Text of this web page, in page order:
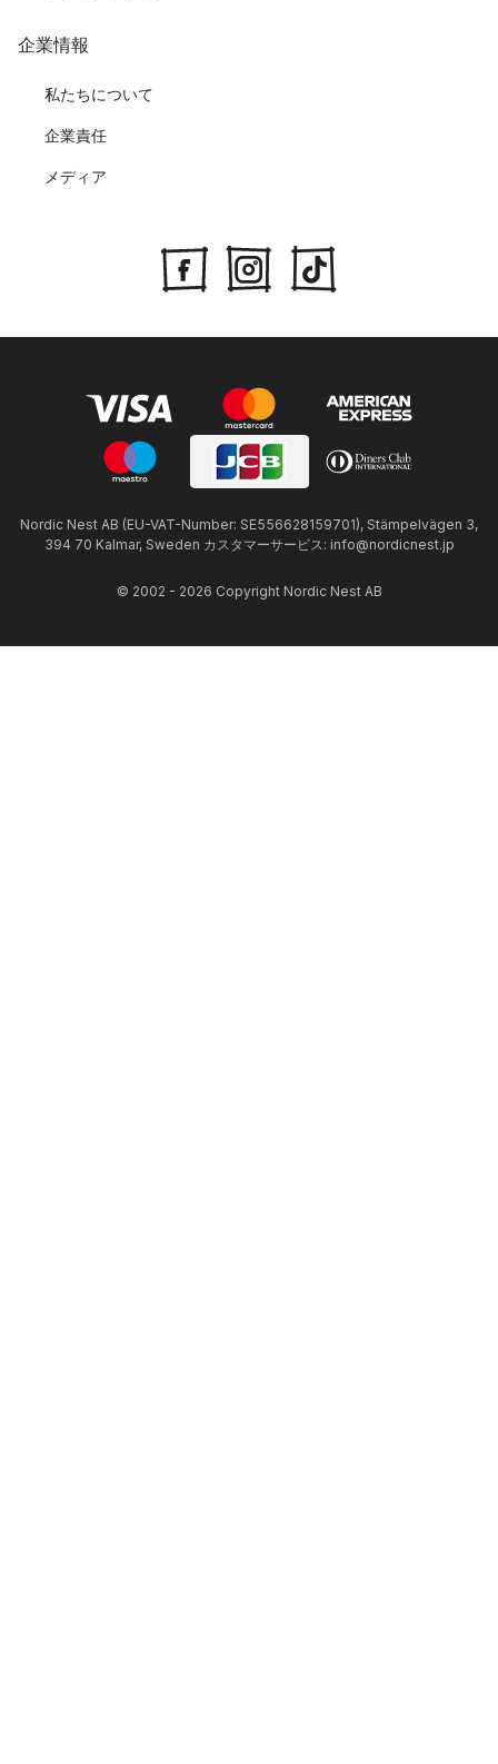
企業情報
私たちについて
企業責任
メディア
Nordic Nest AB (EU-VAT-Number: SE556628159701), Stämpelvägen 3,
394 70 Kalmar, Sweden カスタマーサービス: info@nordicnest.jp
© 2002 - 2026 Copyright Nordic Nest AB